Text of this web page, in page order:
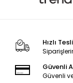
Hızlı
Güvenli
Güvenli